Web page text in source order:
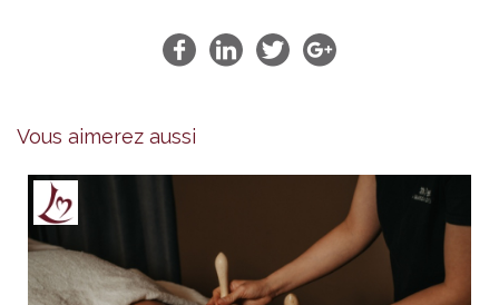
Vous aimerez aussi